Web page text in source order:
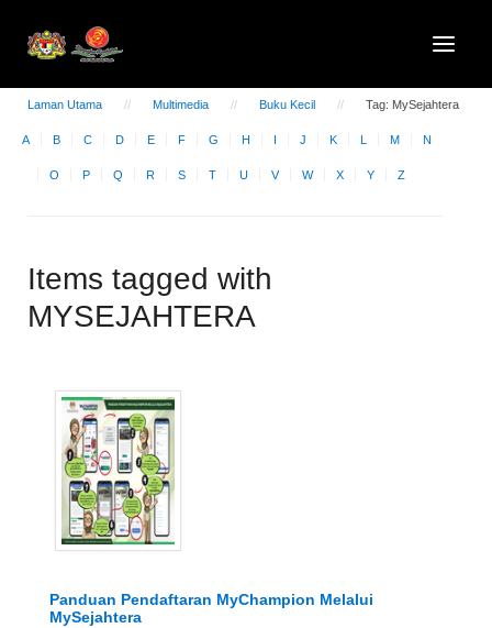
Laman Utama Multimedia Buku Kecil Tag: MySejahtera
A B C D E F G H I J K L M N
O P Q R S T U V W X Y Z
Items tagged with
MYSEJAHTERA
Panduan Pendaftaran MyChampion Melalui
MySejahtera